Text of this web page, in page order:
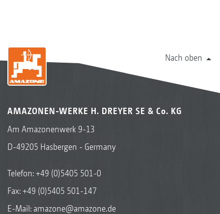
Nach oben
AMAZONEN-WERKE H. DREYER SE & Co. KG
Am Amazonenwerk 9-13
D-49205 Hasbergen - Germany
Telefon:+49 (0)5405 501-0
Fax: +49 (0)5405 501-147
E-Mail: amazone@amazone.de